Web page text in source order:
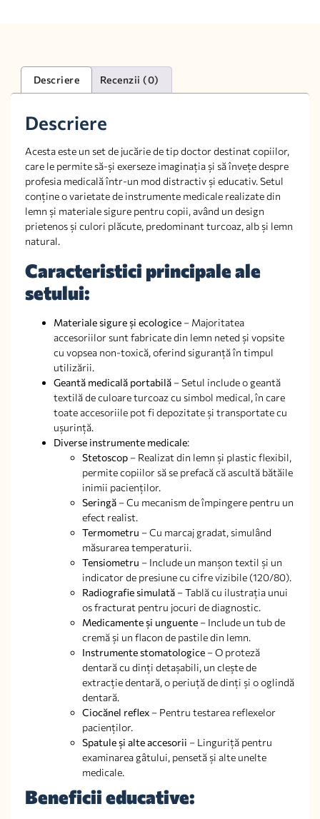
Descriere Recenzii (0)
Descriere
Acesta este un set de jucărie de tip doctor destinat copiilor,
care le permite să-și exerseze imaginația și să învețe despre
profesia medicală într-un mod distractiv și educativ. Setul
conține o varietate de instrumente medicale realizate din
lemn și materiale sigure pentru copii, având un design
prietenos și culori plăcute, predominant turcoaz, alb și lemn
natural.
Caracteristici principale ale
setului:
Materiale sigure și ecologice – Majoritatea
accesoriilor sunt fabricate din lemn neted și vopsite
cu vopsea non-toxică, oferind siguranță în timpul
utilizării.
Geantă medicală portabilă – Setul include o geantă
textilă de culoare turcoaz cu simbol medical, în care
toate accesoriile pot fi depozitate și transportate cu
ușurință.
Diverse instrumente medicale:
Stetoscop – Realizat din lemn și plastic flexibil,
permite copiilor să se prefacă că ascultă bătăile
inimii pacienților.
Seringă – Cu mecanism de împingere pentru un
efect realist.
Termometru – Cu marcaj gradat, simulând
măsurarea temperaturii.
Tensiometru – Include un manșon textil și un
indicator de presiune cu cifre vizibile (120/80).
Radiografie simulată – Tablă cu ilustrația unui
os fracturat pentru jocuri de diagnostic.
Medicamente și unguente – Include un tub de
cremă și un flacon de pastile din lemn.
Instrumente stomatologice – O proteză
dentară cu dinți detașabili, un clește de
extracție dentară, o periuță de dinți și o oglindă
dentară.
Ciocănel reflex – Pentru testarea reflexelor
pacienților.
Spatule și alte accesorii – Linguriță pentru
examinarea gâtului, pensetă și alte unelte
medicale.
Beneficii educative: